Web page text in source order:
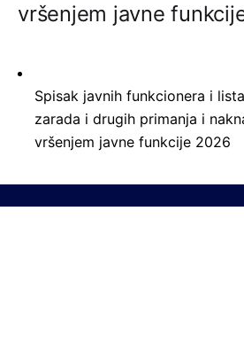
vršenjem javne
Spisak javnih funkcionera i
zarada i drugih primanja i
vršenjem javne funkcije 2026